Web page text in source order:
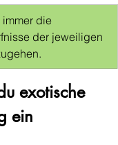
die
der jeweiligen
exotische
ein